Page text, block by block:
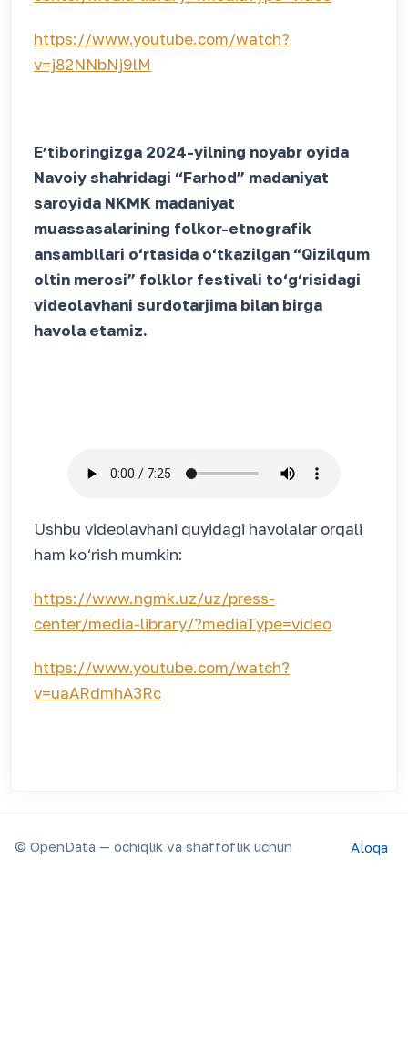
https://www.youtube.com/watch?
v=j82NNbNj9lM
Eʼtiboringizga 2024-yilning noyabr oyida
Navoiy shahridagi “Farhod” madaniyat
saroyida NKMK madaniyat
muassasalarining folkor-etnografik
ansambllari o‘rtasida o‘tkazilgan “Qizilqum
oltin merosi” folklor festivali to‘g‘risidagi
videolavhani surdotarjima bilan birga
havola etamiz.
Ushbu videolavhani quyidagi havolalar orqali
ham ko‘rish mumkin:
https://www.ngmk.uz/uz/press-
center/media-library/?mediaType=video
https://www.youtube.com/watch?
v=uaARdmhA3Rc
© OpenData — ochiqlik va shaffoflik uchun Aloqa